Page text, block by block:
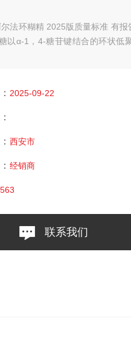
法环糊精 2025版质量标准 有报
以α-1，4-糖苷键结合的环状低
2025-09-22
西安市
经销商
563
联系我们